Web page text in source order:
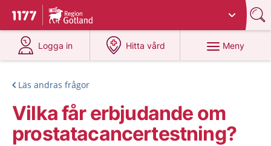
Till startsidan för 1177
Du har valt region
Logga in
på 1177.se
Hitta vård
på 1177.se
Meny
Läs andras frågor
Vilka får erbjudande om
prostatacancertestning?